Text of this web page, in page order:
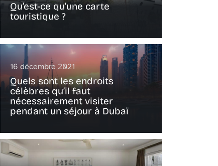
Qu’est-ce qu’une carte
touristique ?
16 décembre 2021
Quels sont les endroits
célèbres qu’il faut
nécessairement visiter
pendant un séjour à Dubaï